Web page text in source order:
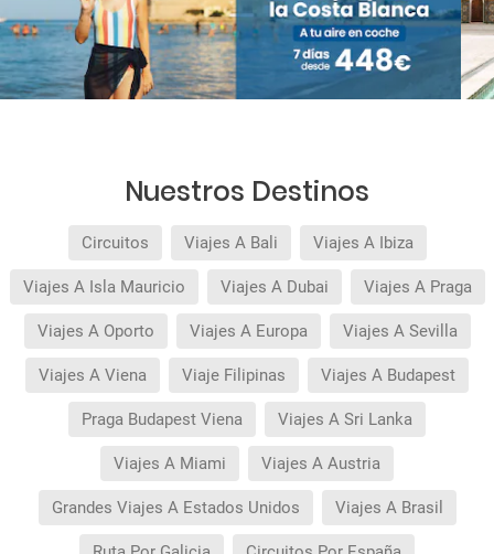
Nuestros Destinos
Circuitos Viajes A Bali Viajes A Ibiza
Viajes A Isla Mauricio Viajes A Dubai Viajes A Praga
Viajes A Oporto Viajes A Europa Viajes A Sevilla
Viajes A Viena Viaje Filipinas Viajes A Budapest
Praga Budapest Viena Viajes A Sri Lanka
Viajes A Miami Viajes A Austria
Grandes Viajes A Estados Unidos Viajes A Brasil